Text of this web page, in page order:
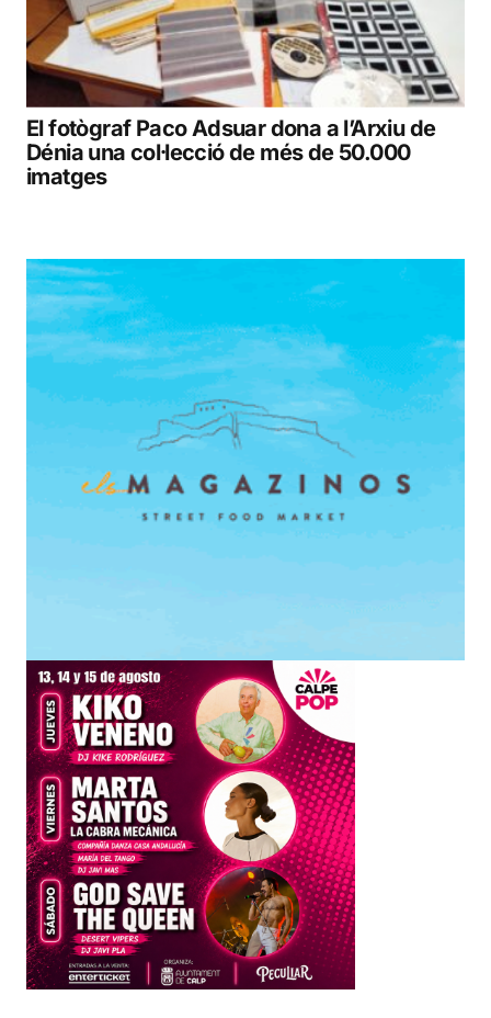
El fotògraf Paco Adsuar dona a l’Arxiu de
Dénia una col·lecció de més de 50.000
imatges